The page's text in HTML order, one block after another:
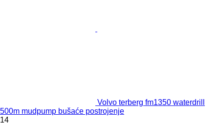
Volvo terberg fm1350 waterdrill
500m mudpump bušaće postrojenje
14